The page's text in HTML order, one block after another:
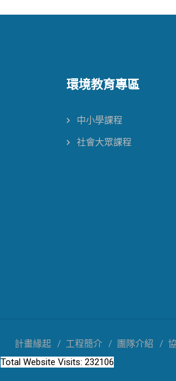
環境教育專區
中小學課程
社會大眾課程
計畫緣起 工程簡介 團隊介紹
Total Website Visits: 232106